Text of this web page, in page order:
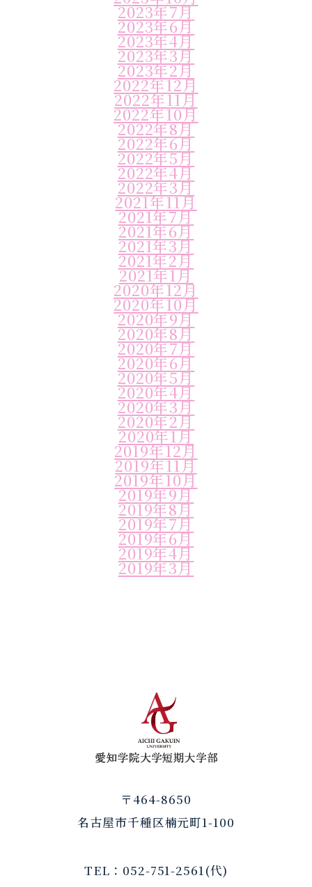
2023年7月
2023年6月
2023年4月
2023年3月
2023年2月
2022年12月
2022年11月
2022年10月
2022年8月
2022年6月
2022年5月
2022年4月
2022年3月
2021年11月
2021年7月
2021年6月
2021年3月
2021年2月
2021年1月
2020年12月
2020年10月
2020年9月
2020年8月
2020年7月
2020年6月
2020年5月
2020年4月
2020年3月
2020年2月
2020年1月
2019年12月
2019年11月
2019年10月
2019年9月
2019年8月
2019年7月
2019年6月
2019年4月
2019年3月
〒464-8650
名古屋市千種区楠元町1-100
TEL：052-751-2561(代)